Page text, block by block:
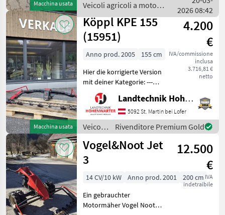
Macchina usata
punte a 3 file, set
Veicoli agricoli a motore
/ Vogel&Noot
2026 08:42
Macchina usata
Köppl KPE 155
(15951)
4.200
€
IVA/commissione
inclusa
3.716,81 €
netto
Anno prod. 2005
155 cm
Hier die korrigierte Version
mit deiner Kategorie: ---
Produktbeschreibung
Köppl KPE 155
Doppelmesser Ich freue
mich, Ihnen im
Maschinenzentrum St.
Martin das Köp
Landtechnik Hohenwarter GmbH
5092 St. Martin bei Lofer
Veicoli
agricoli
a
motore
/ Köppl
Rivenditore Premium Gold
Vogel&Noot Jet
3
12.500
€
IVA
indetraibile
14 CV/10 kW Anno prod. 2001
200 cm
Ein gebrauchter
Motormäher Vogel Noot